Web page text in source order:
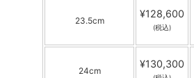
23.5cm
¥128,600
(税込)
24cm
¥130,300